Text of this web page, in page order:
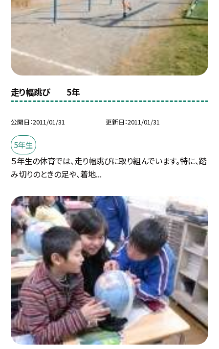
走り幅跳び 5年
公開日 2011/01/31 更新日 2011/01/31
5年生
５年生の体育では、走り幅跳びに取り組んでいます。特に、踏
み切りのときの足や、着地...